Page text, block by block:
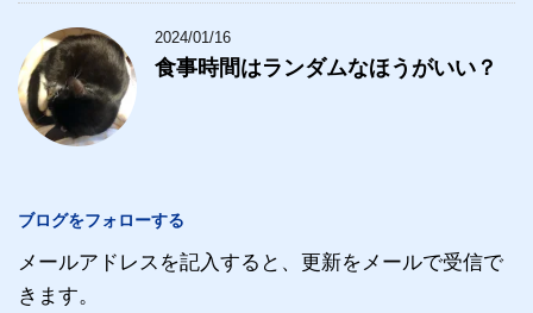
2024/01/16
食事時間はランダムなほうがいい？
ブログをフォローする
メールアドレスを記入すると、更新をメールで受信で
きます。